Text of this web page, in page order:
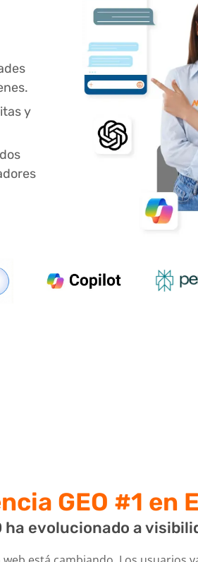
y
GEO #1 en
ha evolucionado a